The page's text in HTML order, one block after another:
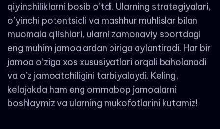
qiyinchiliklarni bosib o’tdi. Ularning strategiyalari,
o’yinchi potentsiali va mashhur muhlislar bilan
muomala qilishlari, ularni zamonaviy sportdagi
eng muhim jamoalardan biriga aylantiradi. Har bir
jamoa o’ziga xos xususiyatlari orqali baholanadi
va o’z jamoatchiligini tarbiyalaydi. Keling,
kelajakda ham eng ommabop jamoalarni
boshlaymiz va ularning mukofotlarini kutamiz!